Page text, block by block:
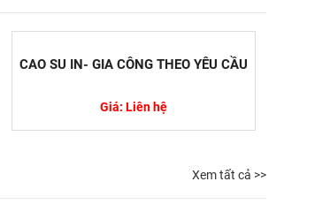
CAO SU IN- GIA CÔNG THEO YÊU CẦU
Giá: Liên hệ
Xem tất cả >>